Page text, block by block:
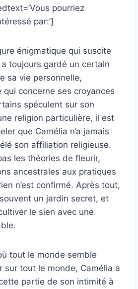
pourriez
par:’]
énigmatique qui suscite
toujours gardé un certain
sa vie personnelle,
qui concerne ses croyances
spéculent sur son
religion particulière, il est
que Camélia n’a jamais
son affiliation religieuse.
les théories de fleurir,
ancestrales aux pratiques
n’est confirmé. Après tout,
un jardin secret, et
le sien avec une
tout le monde semble
sur tout le monde, Camélia a
partie de son intimité à